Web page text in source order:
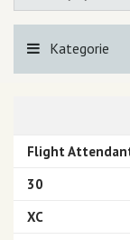
Kategorie
Flight
30
XC